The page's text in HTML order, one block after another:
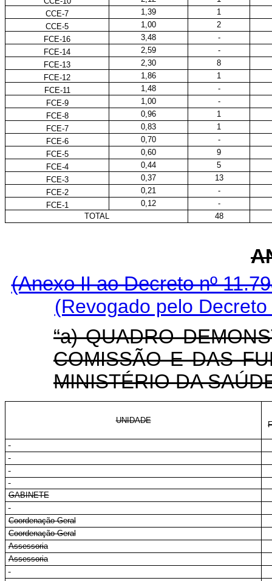
CCE-7
1,39
1
CCE-5
1,00
2
FCE-16
3,48
-
FCE-14
2,59
-
FCE-13
2,30
8
FCE-12
1,86
1
FCE-11
1,48
-
FCE-9
1,00
-
FCE-8
0,96
1
FCE-7
0,83
1
FCE-6
0,70
-
FCE-5
0,60
9
FCE-4
0,44
5
FCE-3
0,37
13
FCE-2
0,21
-
FCE-1
0,12
-
TOTAL
48
(Anexo II ao Decreto nº
(Revogado pelo
“a) QUADRO
COMISSÃO E DAS
MINISTÉRIO DA
UNIDADE
GABINETE
Coordenação-Geral
Coordenação-Geral
Assessoria
Assessoria